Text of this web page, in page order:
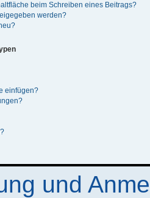
beim Schreiben eines Beitrags?
werden?
einfügen?
und